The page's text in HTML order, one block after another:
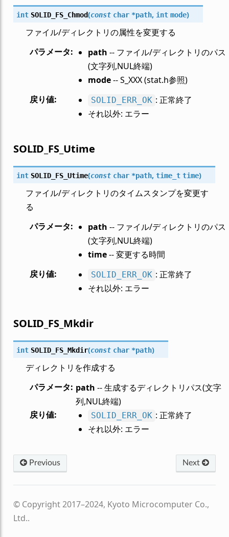
int SOLID_FS_Chmod(const char *path, int mode)
ファイル/ディレクトリの属性を変更する
パラメータ: path -- ファイル/ディレクトリのパス
(文字列,NUL終端)
mode-- S_XXX (stat.h参照)
戻り値: SOLID_ERR_OK : 正常終了
それ以外: エラー
SOLID_FS_Utime
int SOLID_FS_Utime(const char *path, time_t time)
ファイル/ディレクトリのタイムスタンプを変更す
る
パラメータ: path -- ファイル/ディレクトリのパス
(文字列,NUL終端)
time-- 変更する時間
戻り値: SOLID_ERR_OK : 正常終了
それ以外: エラー
SOLID_FS_Mkdir
int SOLID_FS_Mkdir(const char *path)
ディレクトリを作成する
パラメータ: path -- 生成するディレクトリパス(文字
列,NUL終端)
戻り値: SOLID_ERR_OK : 正常終了
それ以外: エラー
Previous Next
© Copyright 2017–2024, Kyoto Microcomputer Co.,
Ltd..